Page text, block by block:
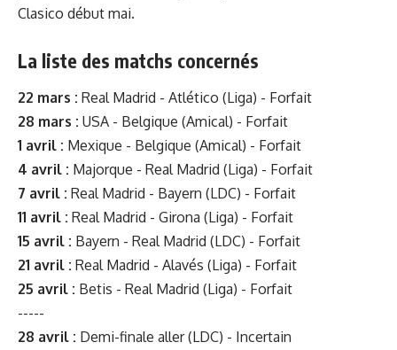
Clasico début mai.
La liste des matchs concernés
22 mars : Real Madrid - Atlético (Liga) - Forfait
28 mars : USA - Belgique (Amical) - Forfait
1 avril : Mexique - Belgique (Amical) - Forfait
4 avril : Majorque - Real Madrid (Liga) - Forfait
7 avril : Real Madrid - Bayern (LDC) - Forfait
11 avril : Real Madrid - Girona (Liga) - Forfait
15 avril : Bayern - Real Madrid (LDC) - Forfait
21 avril : Real Madrid - Alavés (Liga) - Forfait
25 avril : Betis - Real Madrid (Liga) - Forfait
-----
28 avril : Demi-finale aller (LDC) - Incertain